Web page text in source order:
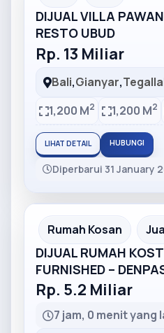
DIJUAL VILLA
RESTO UBUD
Rp. 13 Miliar
Bali,Gianyar,
1,200 M2 1,200 M2
LIHAT DETAIL HUBUNGI
Diperbarui 31 January
Partner Ad
Rumah Kosan
DIJUAL RUMAH
FURNISHED –
Rp. 5.2 Miliar
7 jam, 0 menit yang